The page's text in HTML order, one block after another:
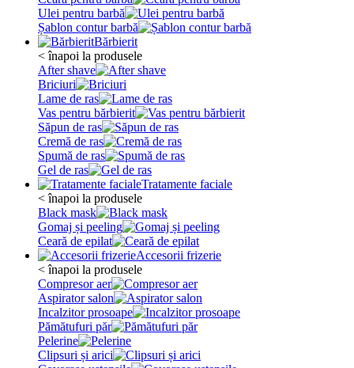
Ulei pentru barbă
Șablon contur barbă
Bărbierit
< înapoi la produsele
After shave
Briciuri
Lame de ras
Vas pentru bărbierit
Săpun de ras
Cremă de ras
Spumă de ras
Gel de ras
Tratamente faciale
< înapoi la produsele
Black mask
Gomaj și peeling
Ceară de epilat
Accesorii frizerie
< înapoi la produsele
Compresor aer
Aspirator salon
Incalzitor prosoape
Pămătufuri păr
Pelerine
Clipsuri și arici